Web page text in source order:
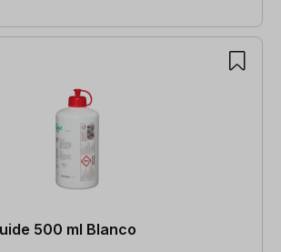
500 ml Blanco